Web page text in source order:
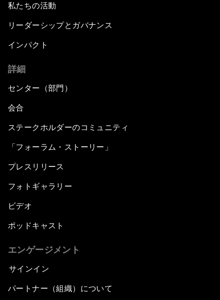
私たちの活動
リーダーシップとガバナンス
インパクト
詳細
センター（部門）
会合
ステークホルダーのコミュニティ
「フォーラム・ストーリー」
プレスリリース
フォトギャラリー
ビデオ
ポッドキャスト
エンゲージメント
サインイン
パートナー（組織）について